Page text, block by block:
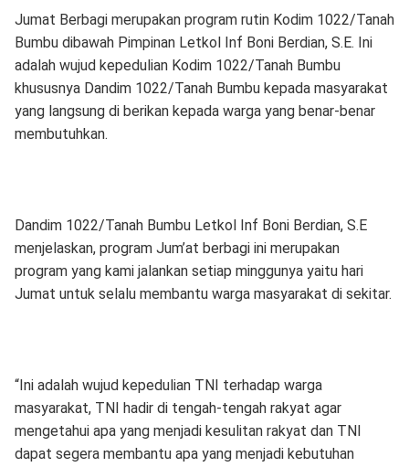
Jumat Berbagi merupakan program rutin Kodim 1022/Tanah
Bumbu dibawah Pimpinan Letkol Inf Boni Berdian, S.E. Ini
adalah wujud kepedulian Kodim 1022/Tanah Bumbu
khususnya Dandim 1022/Tanah Bumbu kepada masyarakat
yang langsung di berikan kepada warga yang benar-benar
membutuhkan.
Dandim 1022/Tanah Bumbu Letkol Inf Boni Berdian, S.E
menjelaskan, program Jum’at berbagi ini merupakan
program yang kami jalankan setiap minggunya yaitu hari
Jumat untuk selalu membantu warga masyarakat di sekitar.
“Ini adalah wujud kepedulian TNI terhadap warga
masyarakat, TNI hadir di tengah-tengah rakyat agar
mengetahui apa yang menjadi kesulitan rakyat dan TNI
dapat segera membantu apa yang menjadi kebutuhan